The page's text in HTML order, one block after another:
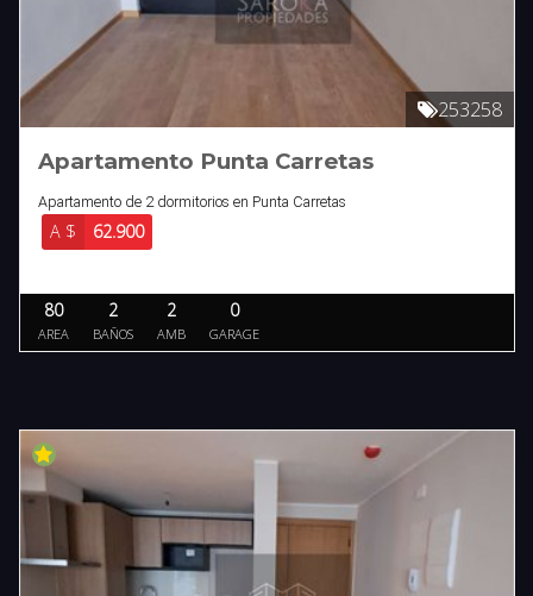
253258
Apartamento Punta Carretas
Apartamento de 2 dormitorios en Punta Carretas
A $ 62.900
80
AREA
2
BAÑOS
2
AMB
0
GARAGE